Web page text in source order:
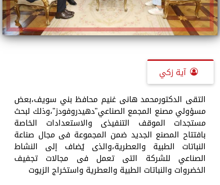
آية زكي
التقى الدكتورمحمد هانى غنيم محافظ بني سويف،بعض
مسؤولي مصنع المجمع الصناعي"دهيدروفودز"،وذلك لبحث
مستجدات الموقف التنفيذى والاستعدادات الخاصة
بافتتاح المصنع الجديد ضمن المجموعة فى مجال صناعة
النباتات الطبية والعطرية،والذى يُضاف إلى النشاط
الصناعي للشركة التى تعمل فى مجالات تجفيف
الخضروات والنباتات الطبية والعطرية واستخراج الزيوت